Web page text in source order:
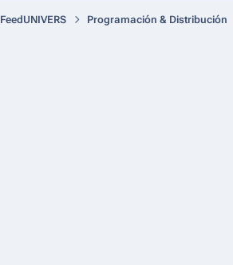
FeedUNIVERS Programación & Distribución